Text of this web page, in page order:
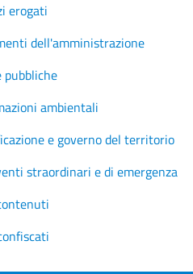
erogati
dell'amministrazione
pubbliche
ambientali
e governo del territorio
straordinari e di emergenza